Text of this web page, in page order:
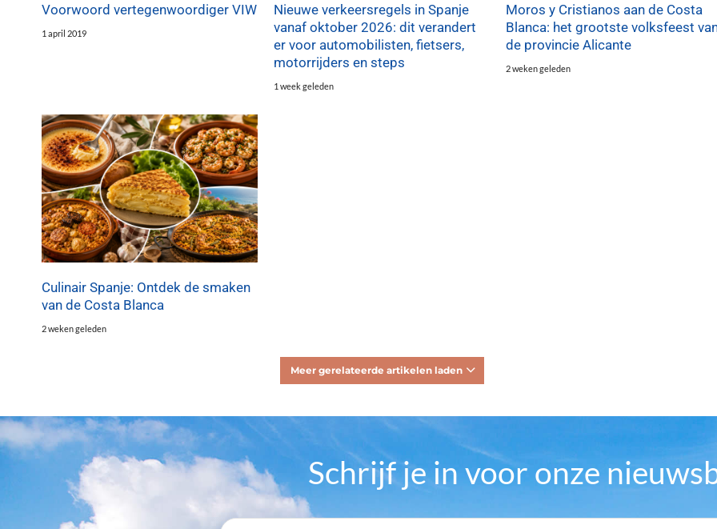
Voorwoord vertegenwoordiger VIW
1 april 2019
Nieuwe verkeersregels in Spanje
vanaf oktober 2026: dit verandert
er voor automobilisten, fietsers,
motorrijders en steps
1 week geleden
Moros y Cristianos aan de Costa
Blanca: het grootste volksfeest
de provincie Alicante
2 weken geleden
Culinair Spanje: Ontdek de smaken
van de Costa Blanca
2 weken geleden
Meer gerelateerde artikelen laden
Schrijf je in voor onze